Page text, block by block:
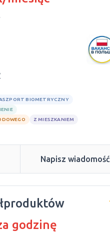
BIOMETRYCZNY
Z MIESZKANIEM
Napisz wiadomość
godzinę